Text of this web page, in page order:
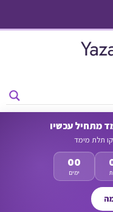
תלת מימד
00
ימים